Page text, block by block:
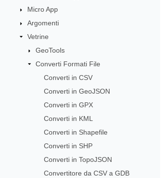
Micro App
Argomenti
Vetrine
GeoTools
Converti Formati File
Converti in CSV
Converti in GeoJSON
Converti in GPX
Converti in KML
Converti in Shapefile
Converti in SHP
Converti in TopoJSON
Convertitore da CSV a GDB